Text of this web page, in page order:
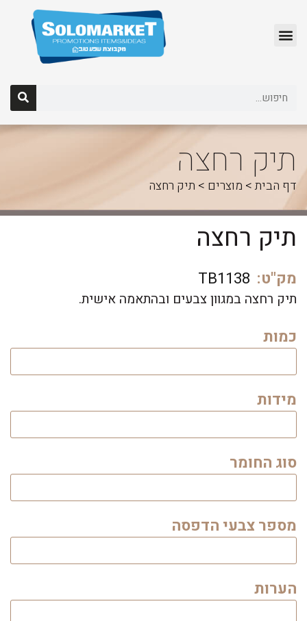
תיק רחצה
דף הבית> מוצרים > תיק רחצה
תיק רחצה
מק"ט: TB1138
תיק רחצה במגוון צבעים ובהתאמה אישית.
כמות
מידות
סוג החומר
מספר צבעי הדפסה
הערות